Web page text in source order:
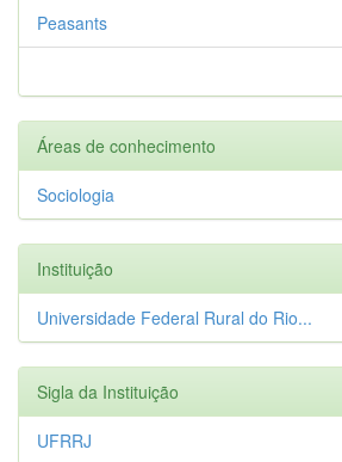
Peasants
Áreas de conhecimento
Sociologia
Instituição
Universidade Federal Rural do Rio...
Sigla da Instituição
UFRRJ